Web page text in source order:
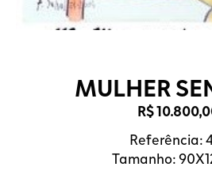
MULHER
R$
Referência:
Tamanho: